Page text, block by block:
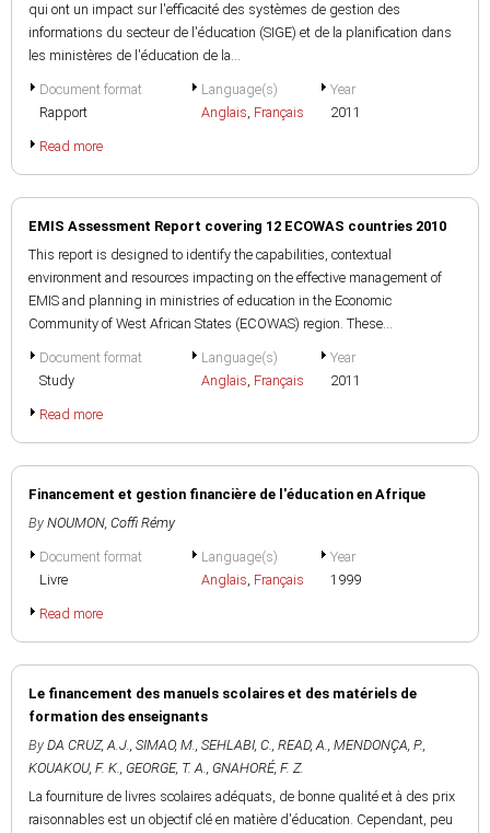
qui ont un impact sur l'efficacité des systèmes de gestion des
informations du secteur de l'éducation (SIGE) et de la planification dans
les ministères de l'éducation de la...
Document format
Rapport
Language(s)
Anglais, Français
Year
2011
Read more
EMIS Assessment Report covering 12 ECOWAS countries 2010
This report is designed to identify the capabilities, contextual
environment and resources impacting on the effective management of
EMIS and planning in ministries of education in the Economic
Community of West African States (ECOWAS) region. These...
Document format
Study
Language(s)
Anglais, Français
Year
2011
Read more
Financement et gestion financière de l'éducation en Afrique
By NOUMON, Coffi Rémy
Document format
Livre
Language(s)
Anglais, Français
Year
1999
Read more
Le financement des manuels scolaires et des matériels de
formation des enseignants
By DA CRUZ, A.J., SIMAO, M., SEHLABI, C., READ, A., MENDONÇA, P.,
KOUAKOU, F. K., GEORGE, T. A., GNAHORÉ, F. Z.
La fourniture de livres scolaires adéquats, de bonne qualité et à des prix
raisonnables est un objectif clé en matière d'éducation. Cependant, peu